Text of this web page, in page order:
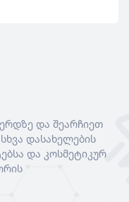
და შეარჩიეთ
დასახელების
და კოსმეტიკურ